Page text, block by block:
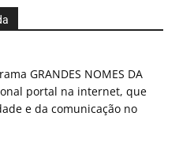
GRANDES NOMES DA
portal na internet, que
e da comunicação no